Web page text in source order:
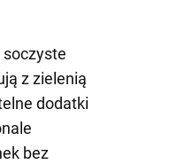
z zielenią
dodatki
bez